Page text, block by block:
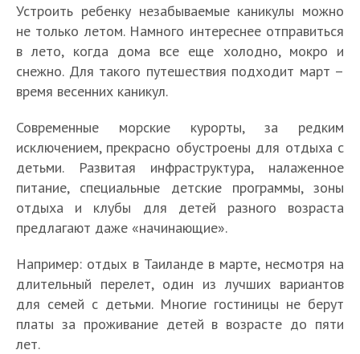
Устроить ребенку незабываемые каникулы можно
не только летом. Намного интереснее отправиться
в лето, когда дома все еще холодно, мокро и
снежно. Для такого путешествия подходит март –
время весенних каникул.
Современные морские курорты, за редким
исключением, прекрасно обустроены для отдыха с
детьми. Развитая инфраструктура, налаженное
питание, специальные детские программы, зоны
отдыха и клубы для детей разного возраста
предлагают даже «начинающие».
Например: отдых в Таиланде в марте, несмотря на
длительный перелет, один из лучших вариантов
для семей с детьми. Многие гостиницы не берут
платы за проживание детей в возрасте до пяти
лет.